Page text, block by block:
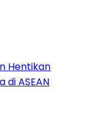
Hentikan
di ASEAN